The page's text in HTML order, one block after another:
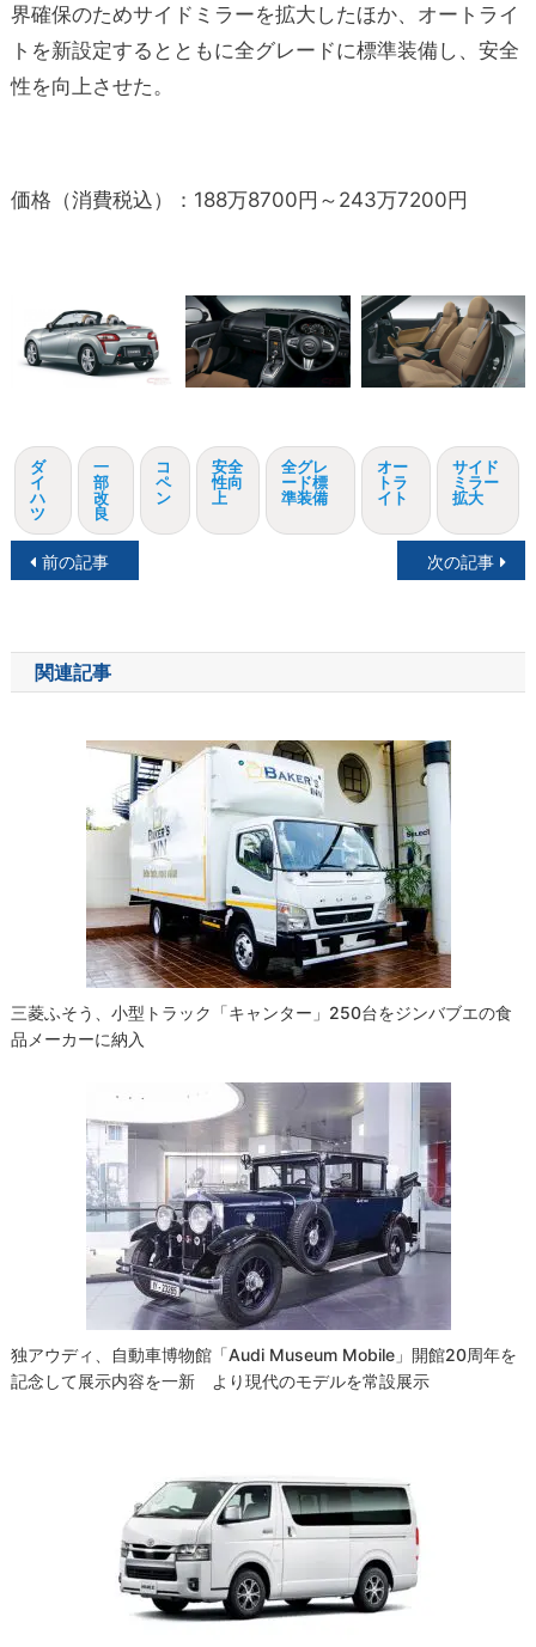
界確保のためサイドミラーを拡大したほか、オートライ
トを新設定するとともに全グレードに標準装備し、安全
性を向上させた。
価格（消費税込）：188万8700円～243万7200円
ダ
イ
ハ
ツ
一
部
改
良
コ
ペ
ン
安全
性向
上
全グレ
ード標
準装備
オー
トラ
イト
サイド
ミラー
拡大
投
ナ
ビ
前の記事 次の記事
関連記事
三菱ふそう、小型トラック「キャンター」250台をジンバブエの食
品メーカーに納入
独アウディ、自動車博物館「Audi Museum Mobile」開館20周年を
記念して展示内容を一新 より現代のモデルを常設展示